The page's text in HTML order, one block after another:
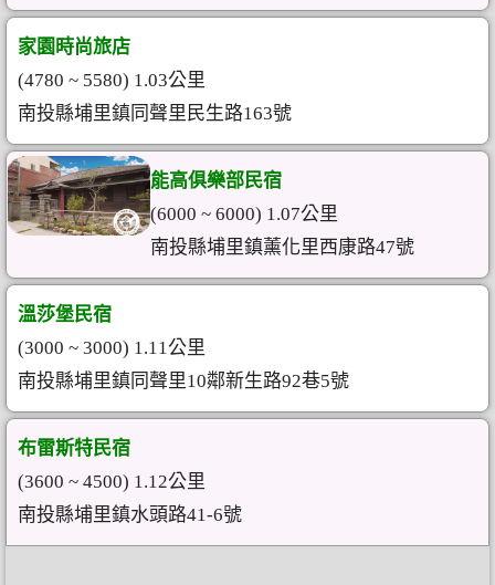
家園時尚旅店
(4780 ~ 5580) 1.03公里
南投縣埔里鎮同聲里民生路163號
能高俱樂部民宿
(6000 ~ 6000) 1.07公里
南投縣埔里鎮薰化里西康路47號
溫莎堡民宿
(3000 ~ 3000) 1.11公里
南投縣埔里鎮同聲里10鄰新生路92巷5號
布雷斯特民宿
(3600 ~ 4500) 1.12公里
南投縣埔里鎮水頭路41-6號